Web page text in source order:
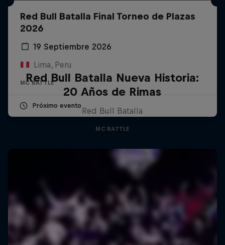
Red Bull Batalla Final Torneo de Plazas
2026
19 Septiembre 2026
Lima, Peru
MC BATTLE
Próximo evento
Red Bull Batalla Nueva Historia:
20 Años de Rimas
Red Bull Batalla
MC BATTLE